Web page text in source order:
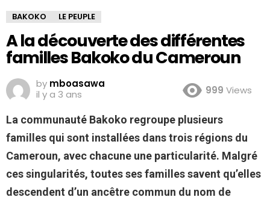
BAKOKO LE PEUPLE
A la découverte des différentes
familles Bakoko du Cameroun
by mboasawa
il y a 3 ans
999 Views
La communauté Bakoko regroupe plusieurs
familles qui sont installées dans trois régions du
Cameroun, avec chacune une particularité. Malgré
ces singularités, toutes ses familles savent qu’elles
descendent d’un ancêtre commun du nom de